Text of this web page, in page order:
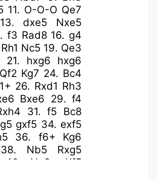
11. O-O-O Qe7
13.dxe5
Nxe5
f3 Rad8 16.g4
Rh1 Nc5 19. Qe3
21. hxg6
hxg6
Qf2 Kg7 24. Bc4
26. Rxd1 Rh3
Bxe6 29.f4
31.f5 Bc8
g5 gxf5 34.exf5
36. f6+
Kg6
38. Nb5
Rxg5
40. Ne8+
Kf5